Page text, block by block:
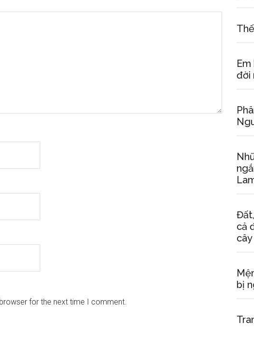
for the next time I comment.
đời
cả
cây
bị